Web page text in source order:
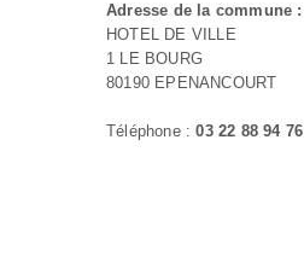
Adresse de la commune :
HOTEL DE VILLE
1 LE BOURG
80190 EPENANCOURT
Téléphone :03 22 88 94 76